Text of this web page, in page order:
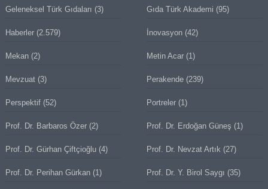
Geleneksel Türk Gıdaları (3) Gıda Türk Akademi (95)
Haberler(2.579) İnovasyon (42)
Mekan(2) Metin Acar (1)
Mevzuat(3) Perakende (239)
Perspektif(52) Portreler (1)
Prof. Dr. Barbaros Özer(2) Prof. Dr. Erdoğan Güneş (1)
Prof. Dr. Gürhan Çiftçioğlu(4) Prof. Dr. Nevzat Artık (27)
Prof. Dr. Perihan Gürkan(1) Prof. Dr. Y. Birol Saygı (35)